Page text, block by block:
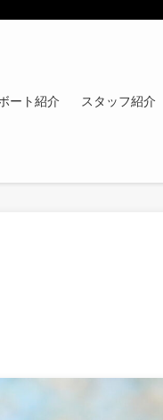
ート紹介 スタッフ紹介